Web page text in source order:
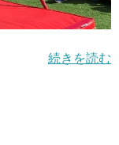
続きを読む